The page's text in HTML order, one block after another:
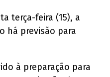
terça-feira (15), a
há previsão para
à preparação para